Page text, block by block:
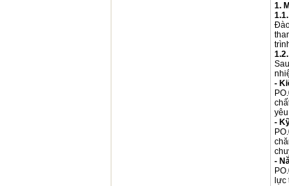
1.
-
-
-
lực